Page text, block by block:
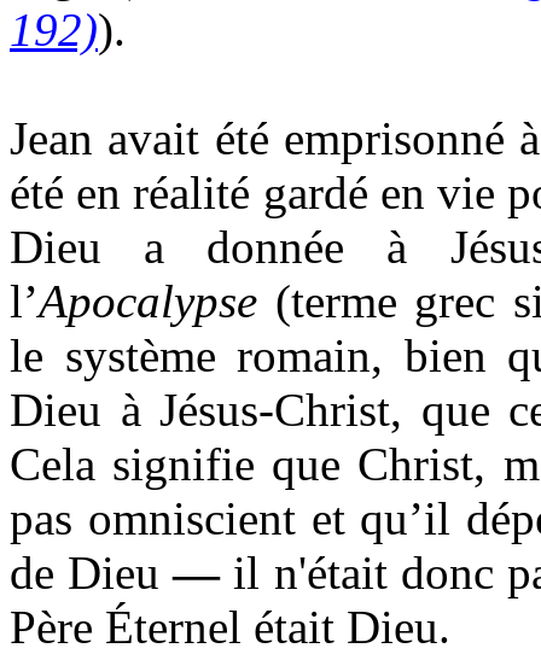
192)).
Jean avait été emprisonné
été en réalité gardé en vie
Dieu a donnée à
l’Apocalypse (terme grec
le système romain, bien
Dieu à Jésus-Christ, que
Cela signifie que Christ,
pas omniscient et qu’il
de Dieu—il n'était donc
Père Éternel était Dieu.